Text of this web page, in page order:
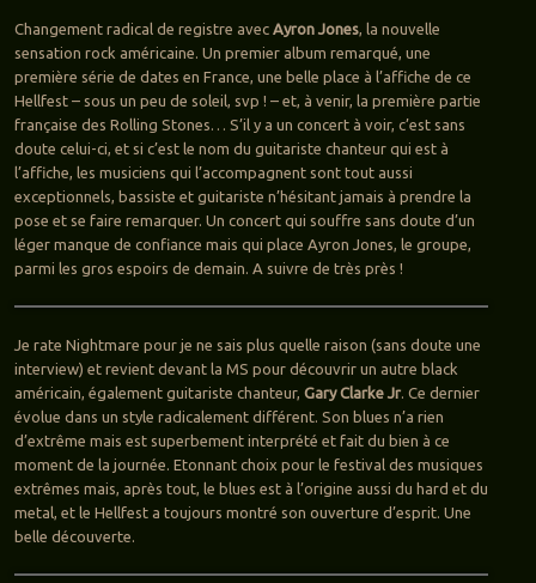
Changement radical de registre avec Ayron Jones, la nouvelle
sensation rock américaine. Un premier album remarqué, une
première série de dates en France, une belle place à l’affiche de ce
Hellfest – sous un peu de soleil, svp ! – et, à venir, la première partie
française des Rolling Stones… S’il y a un concert à voir, c’est sans
doute celui-ci, et si c’est le nom du guitariste chanteur qui est à
l’affiche, les musiciens qui l’accompagnent sont tout aussi
exceptionnels, bassiste et guitariste n’hésitant jamais à prendre la
pose et se faire remarquer. Un concert qui souffre sans doute d’un
léger manque de confiance mais qui place Ayron Jones, le groupe,
parmi les gros espoirs de demain. A suivre de très près !
Je rate Nightmare pour je ne sais plus quelle raison (sans doute une
interview) et revient devant la MS pour découvrir un autre black
américain, également guitariste chanteur, Gary Clarke Jr. Ce dernier
évolue dans un style radicalement différent. Son blues n’a rien
d’extrême mais est superbement interprété et fait du bien à ce
moment de la journée. Etonnant choix pour le festival des musiques
extrêmes mais, après tout, le blues est à l’origine aussi du hard et du
metal, et le Hellfest a toujours montré son ouverture d’esprit. Une
belle découverte.